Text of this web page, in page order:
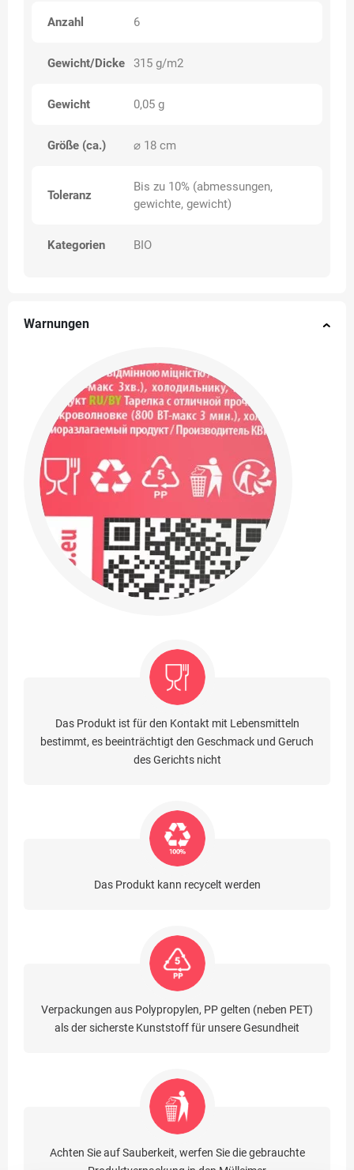
Anzahl 6
Gewicht/Dicke 315 g/m2
Gewicht 0,05 g
Größe (ca.) ⌀ 18 cm
Toleranz
Bis zu 10% (abmessungen,
gewichte, gewicht)
Kategorien BIO
Warnungen
Das Produkt ist für den Kontakt mit Lebensmitteln
bestimmt, es beeinträchtigt den Geschmack und Geruch
des Gerichts nicht
Das Produkt kann recycelt werden
Verpackungen aus Polypropylen, PP gelten (neben PET)
als der sicherste Kunststoff für unsere Gesundheit
Achten Sie auf Sauberkeit, werfen Sie die gebrauchte